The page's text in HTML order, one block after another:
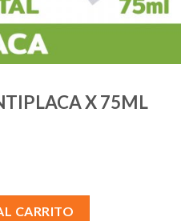
X 75ML
75ML cantidad
CARRITO